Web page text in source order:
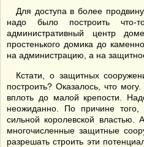
Для доступа в более
надо было построить
административный центр
простенького домика до
на администрацию, а на
Кстати, о защитных
построить? Оказалось, что
вплоть до малой крепости.
неожиданно. По причине
сильной королевской
многочисленные защитные
разрешать строить эти